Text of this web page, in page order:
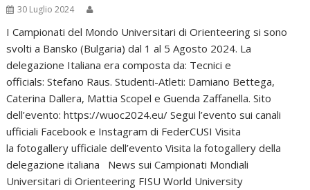
30 Luglio 2024
I Campionati del Mondo Universitari di Orienteering si sono
svolti a Bansko (Bulgaria) dal 1 al 5 Agosto 2024. La
delegazione Italiana era composta da: Tecnici e
officials: Stefano Raus. Studenti-Atleti: Damiano Bettega,
Caterina Dallera, Mattia Scopel e Guenda Zaffanella. Sito
dell’evento: https://wuoc2024.eu/ Segui l’evento sui canali
ufficiali Facebook e Instagram di FederCUSI Visita
la fotogallery ufficiale dell’evento Visita la fotogallery della
delegazione italiana News sui Campionati Mondiali
Universitari di Orienteering FISU World University